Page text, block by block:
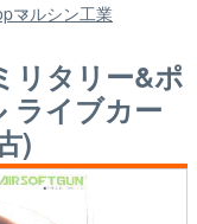
マルシン工業
リタリー&ポ
ライブカー
)